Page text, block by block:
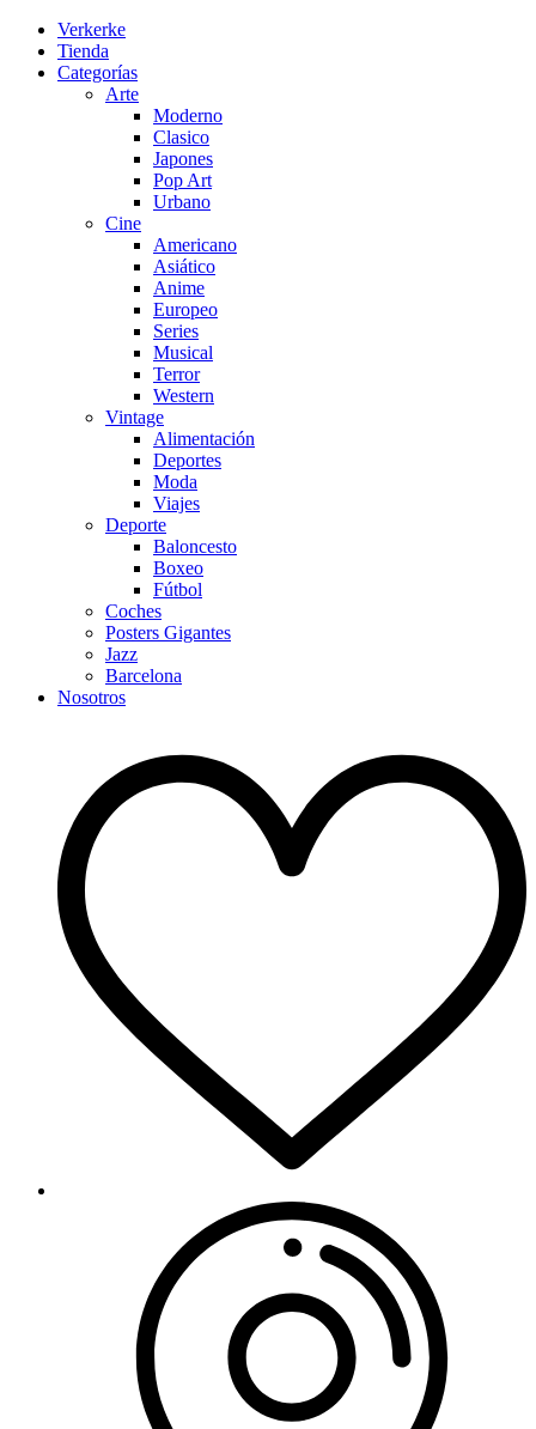
Verkerke
Tienda
Categorías
Arte
Moderno
Clasico
Japones
Pop Art
Urbano
Cine
Americano
Asiático
Anime
Europeo
Series
Musical
Terror
Western
Vintage
Alimentación
Deportes
Moda
Viajes
Deporte
Baloncesto
Boxeo
Fútbol
Coches
Posters Gigantes
Jazz
Barcelona
Nosotros